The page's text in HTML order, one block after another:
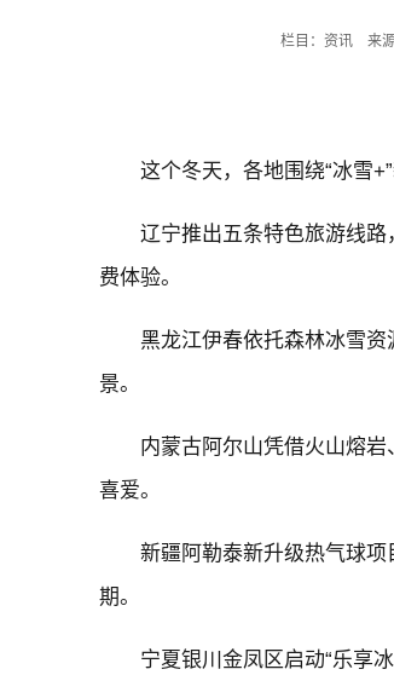
栏目：资讯 来
这个冬天，各地围绕“冰雪
辽宁推出五条特色旅游线
费体验。
黑龙江伊春依托森林冰雪
景。
内蒙古阿尔山凭借火山熔
喜爱。
新疆阿勒泰新升级热气球
期。
宁夏银川金凤区启动“乐享